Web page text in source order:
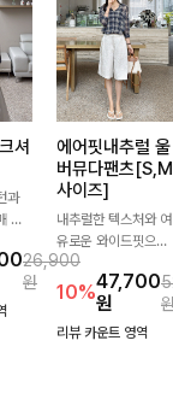
셔
과
디
어
로
26,900
원
에어핏내추럴 울
버뮤다팬츠[S,M
사이즈]
내추럴한 텍스처와 여
유로운 와이드핏으로
군살은 자연스럽게 커
버해드리는 버뮤다 팬
츠 🤍 깔끔한 허리 디
테일과 편안한 착용감
10%47,700
원
리뷰 카운트 영역